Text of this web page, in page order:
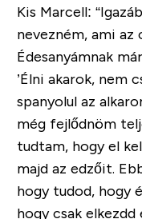
Kis Marcell:
nevezném, ami
Édesanyámnak
’Élni akarok, nem
spanyolul az
még fejlődnöm
tudtam, hogy el
majd az edzőit.
hogy tudod, hogy
hogy csak elkezdd